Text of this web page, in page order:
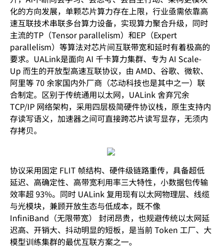
化的方向发展，单颗芯片算力存在上限，行业亟需依靠高
速互联技术串联多台算力设备，实现算力聚合升级，同时
主流的TP（Tensor parallelism）和EP（Expert
parallelism）等算法对芯片间互联带宽和延时有着极高的
要求。UALink是面向 AI 千卡算力集群、专为 AI Scale-
Up 而生的开放型高速互联协议，由 AMD、谷歌、微软、
阿里等 70 余家国内外厂商（芯动科技也是其中之一）联
合制定。区别于传统通用以太网，UALink 舍弃冗余
TCP/IP 网络架构，采用四层极简硬件协议栈，原生支持内
存读写语义，加速器之间可直接跨芯片读写显存，无须内
存拷贝。
协议采用固定 FLIT 帧结构、硬件级链路重传，具备超低
延迟、高确定性、高带宽利用率三大特性，小数据包传输
效率超 93%。同时 UALink 复用现有以太网物理层、线缆
与光模块，兼顾开放生态与低成本，既不像
InfiniBand（无限带宽） 封闭昂贵，也规避传统以太网延
迟高、开销大、抖动明显的短板，是当前 Token 工厂、大
模型训练集群的最优互联方案之一。